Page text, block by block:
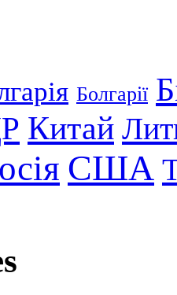
Болгарії
Китай
США